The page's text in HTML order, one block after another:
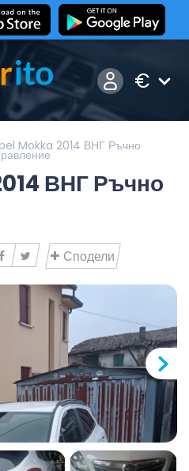
€
Mokka 2014 ВНГ Ръчно
ВНГ Ръчно
Сподели